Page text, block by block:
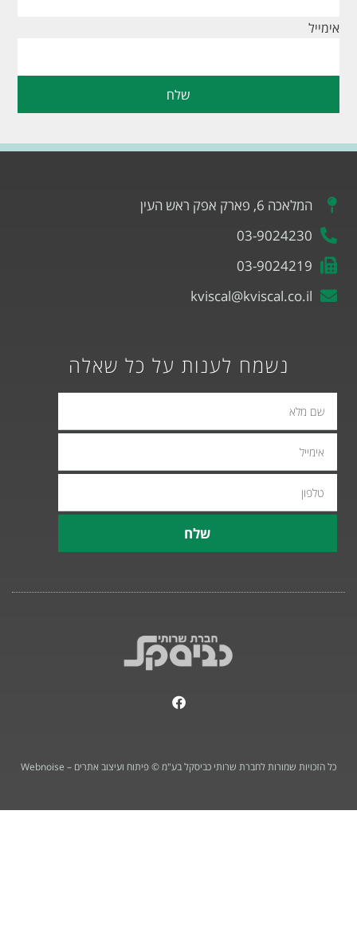
אימייל
שלח
המלאכה 6, פארק אפק ראש העין
03-9024230
03-9024219
kviscal@kviscal.co.il
נשמח לענות על כל שאלה
שלח
F
a
o
o
כל הזכויות שמורות לחברת שרותי כביסקל בע"מ © פיתוח ועיצוב אתרים – Webnoise